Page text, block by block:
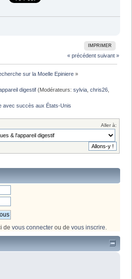
IMPRIMER
« précédent suivant »
sur la Moelle Epiniere »
digestif (Modérateurs:sylvia ,chris26
avec succès aux États-Unis
Aller à:
de vous connecter ou de vous inscrire.